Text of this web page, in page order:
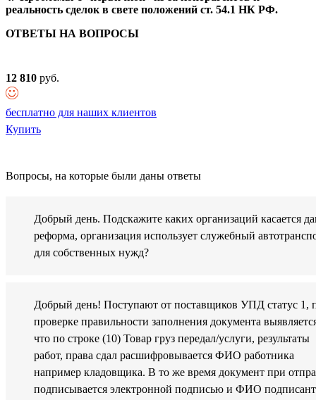
реальность сделок в свете положений ст. 54.1 НК РФ.
ОТВЕТЫ НА ВОПРОСЫ
12 810 руб.
бесплатно для наших клиентов
Купить
Вопросы, на которые были даны ответы
Добрый день. Подскажите каких организаций касается
реформа, организация использует служебный
для собственных нужд?
Добрый день! Поступают от поставщиков УПД статус 1,
проверке правильности заполнения документа
что по строке (10) Товар груз передал/услуги, результаты
работ, права сдал расшифровывается ФИО работника
например кладовщика. В то же время документ при
подписывается электронной подписью и ФИО